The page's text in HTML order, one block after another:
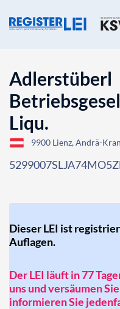
Adlerstüberl
Liqu.
9900 Lienz, Andrä-
Dieser LEI ist
Auflagen.
Der LEI läuft in 77
uns und versäumen
informieren Sie